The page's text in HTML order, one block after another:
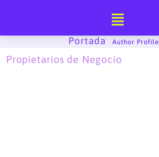
Portada
Author Profile
Propietarios de Negocio